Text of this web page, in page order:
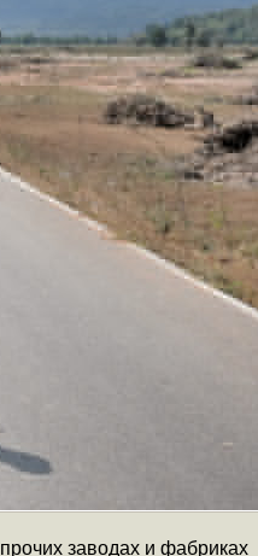
заводах и фабриках